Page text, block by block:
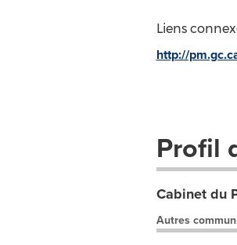
Liens
http://
Profil
Cabinet du
Autres